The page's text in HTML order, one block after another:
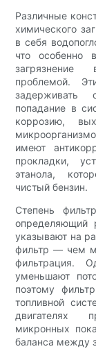
Различные
химического
в себя
что особенно
загрязнение
проблемой.
задерживать
попадание в
коррозию,
имеют
прокладки,
этанола,
чистый бензин.
Степень
определяющий
указывают на
фильтр — чем
фильтрация.
уменьшают
поэтому
топливной
двигателях
микронных
баланса между